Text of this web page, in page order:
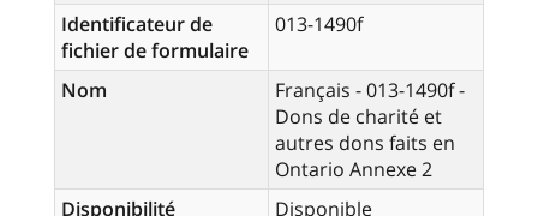
Identificateur de
fichier de formulaire
013-1490f
Nom
Français - 013-1490f -
Dons de charité et
autres dons faits en
Ontario Annexe 2
Disponibilité
Disponible